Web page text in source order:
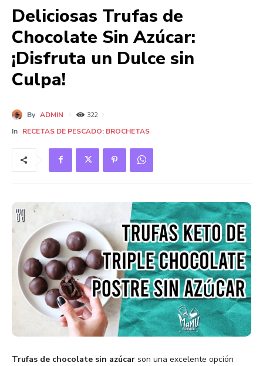
Deliciosas Trufas de
Chocolate Sin Azúcar:
¡Disfruta un Dulce sin
Culpa!
By ADMIN 322
In RECETAS DE PESCADO: BROCHETAS
Trufas de chocolate sin azúcar son una excelente opción